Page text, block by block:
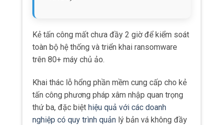
Kẻ tấn công mất chưa đầy 2 giờ để kiểm soát
toàn bộ hệ thống và triển khai ransomware
trên 80+ máy chủ ảo.
Khai thác lỗ hổng phần mềm cung cấp cho kẻ
tấn công phương pháp xâm nhập quan trọng
thứ ba, đặc biệt hiệu quả với các doanh
nghiệp có quy trình quản lý bản vá không đầy